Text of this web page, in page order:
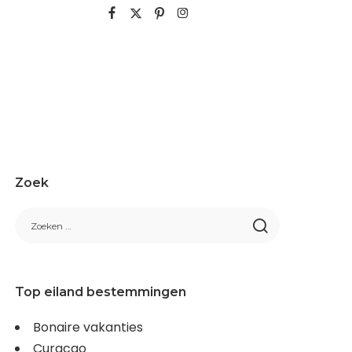
Zoek
Top eiland bestemmingen
Bonaire vakanties